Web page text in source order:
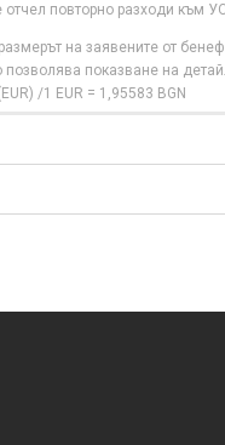
отчел повторно разходи към
на заявените от
позволява показване на
/1 EUR = 1,95583 BGN